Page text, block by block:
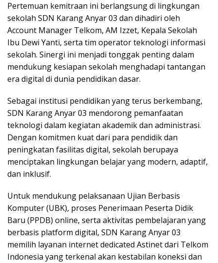
Pertemuan kemitraan ini berlangsung di lingkungan
sekolah SDN Karang Anyar 03 dan dihadiri oleh
Account Manager Telkom, AM Izzet, Kepala Sekolah
Ibu Dewi Yanti, serta tim operator teknologi informasi
sekolah. Sinergi ini menjadi tonggak penting dalam
mendukung kesiapan sekolah menghadapi tantangan
era digital di dunia pendidikan dasar.
Sebagai institusi pendidikan yang terus berkembang,
SDN Karang Anyar 03 mendorong pemanfaatan
teknologi dalam kegiatan akademik dan administrasi.
Dengan komitmen kuat dari para pendidik dan
peningkatan fasilitas digital, sekolah berupaya
menciptakan lingkungan belajar yang modern, adaptif,
dan inklusif.
Untuk mendukung pelaksanaan Ujian Berbasis
Komputer (UBK), proses Penerimaan Peserta Didik
Baru (PPDB) online, serta aktivitas pembelajaran yang
berbasis platform digital, SDN Karang Anyar 03
memilih layanan internet dedicated Astinet dari Telkom
Indonesia yang terkenal akan kestabilan koneksi dan